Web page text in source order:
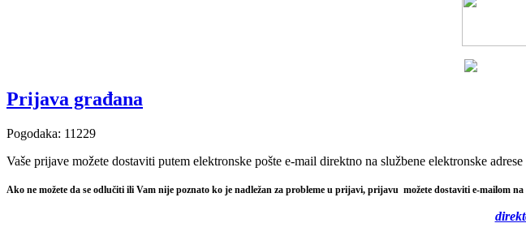
Prijava građana
Pogodaka: 11229
Vaše prijave možete dostaviti putem elektronske pošte e-mail direktno na službene elektronske
Ako ne možete da se odlučiti ili Vam nije poznato ko je nadležan za probleme u prijavi, prijavu možete dostaviti e-mailom